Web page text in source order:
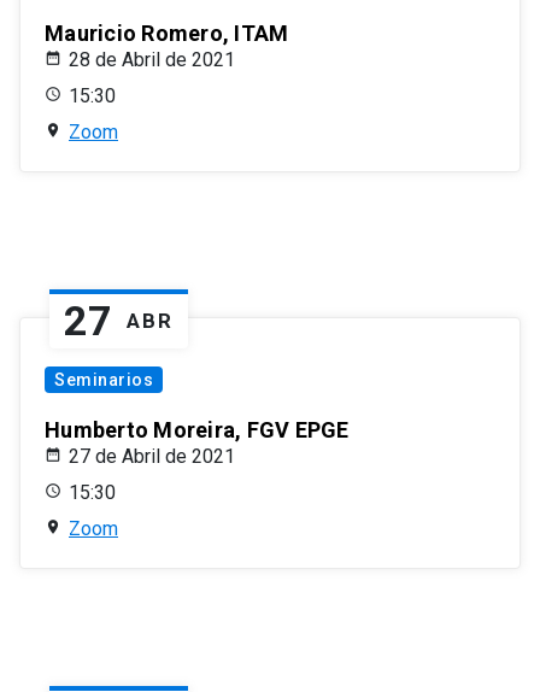
Mauricio Romero, ITAM
28 de Abril de 2021
15:30
Zoom
27 ABR
Seminarios
Humberto Moreira, FGV EPGE
27 de Abril de 2021
15:30
Zoom